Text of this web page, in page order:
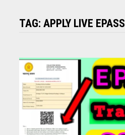
TAG:APPLY LIVE EPASS